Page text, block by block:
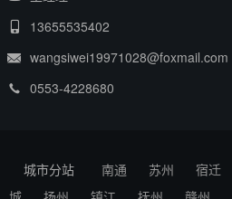
13655535402
wangsiwei19971028@foxmail.com
0553-4228680
城市分站 南通 苏州 宿迁